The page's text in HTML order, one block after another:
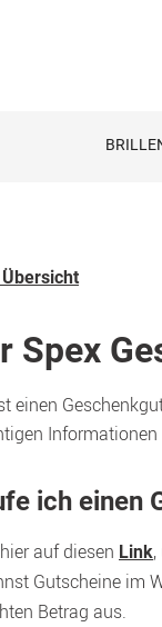
Spex
einen
Informationen
ich einen
auf diesen Link
Gutscheine im
Betrag aus.